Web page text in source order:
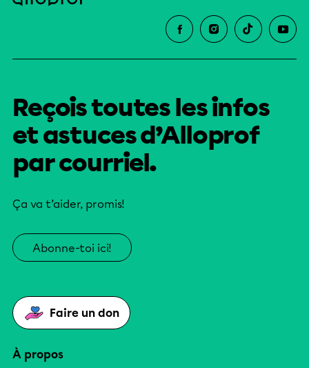
Reçois toutes les infos
et astuces d’Alloprof
par courriel.
Ça va t’aider, promis!
Abonne-toi ici!
Faire un don
À propos